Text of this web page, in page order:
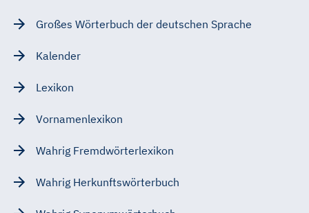
Großes Wörterbuch der deutschen Sprache
Kalender
Lexikon
Vornamenlexikon
Wahrig Fremdwörterlexikon
Wahrig Herkunftswörterbuch